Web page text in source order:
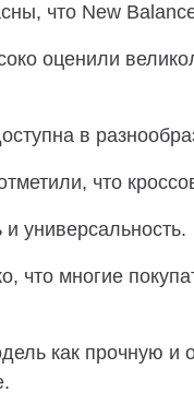
что New
оценили
в
что
универсальность.
что многие
как прочную и